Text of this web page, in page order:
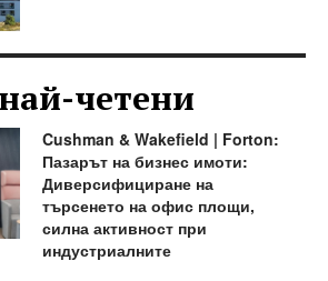
четени
Cushman & Wakefield | Forton:
Пазарът на бизнес имоти:
Диверсифициране на
търсенето на офис площи,
силна активност при
индустриалните